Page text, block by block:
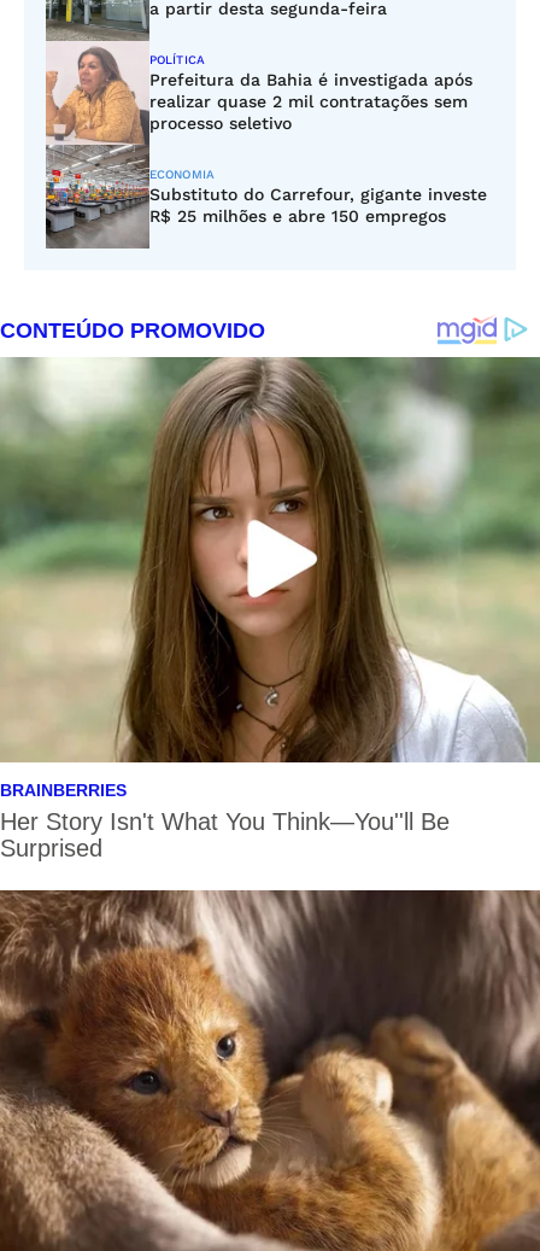
a partir desta segunda-feira
POLÍTICA
Prefeitura da Bahia é investigada após
realizar quase 2 mil contratações sem
processo seletivo
ECONOMIA
Substituto do Carrefour, gigante investe
R$ 25 milhões e abre 150 empregos